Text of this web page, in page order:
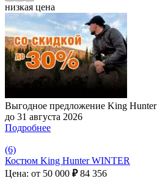
низкая цена
Выгодное предложение King Hunter
до 31 августа 2026
Подробнее
(6)
Костюм King Hunter WINTER
Цена: от 50 000 ₽ 84 356